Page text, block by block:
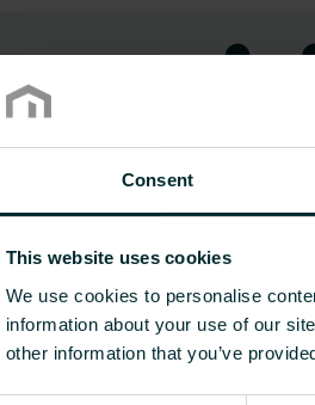
Consent
This website uses cookies
We use cookies to personalise
information about your use of our
other information that you’ve